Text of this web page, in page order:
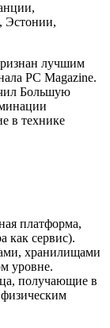
Эстонии,
лучшим
PC Magazine.
Большую
в технике
платформа,
как сервис).
хранилищами
уровне.
получающие в